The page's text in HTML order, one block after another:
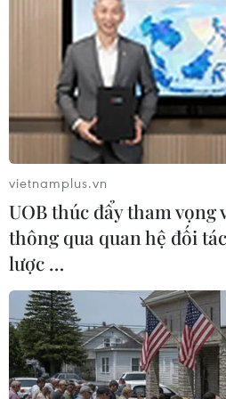
Đắk Lắk tuyển sinh bổ
vào lớp 10 công lập
Phú Thọ không
thường trong Kỳ thi tốt
TIN LIÊN QUAN
vietnamplus.vn
UOB thúc đẩy tham vọng
thông qua quan hệ đối
lược …